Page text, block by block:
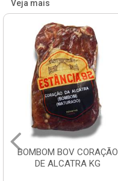
Veja mais
BOMBOM BOV CORAÇÃO
DE ALCATRA KG